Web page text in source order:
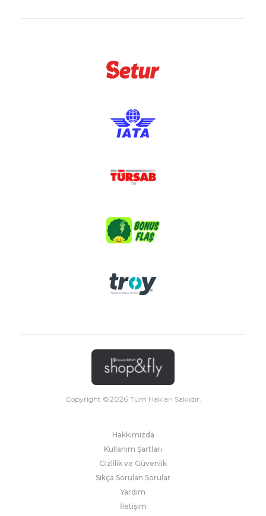
Copyright ©2026Tüm Hakları Saklıdır.
Hakkımızda
Kullanım Şartları
Gizlilik ve Güvenlik
Sıkça Sorulan Sorular
Yardım
İletişim